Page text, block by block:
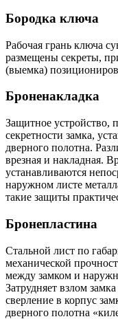
Бородка ключа
Рабочая грань ключа
размещены секреты,
(выемка)
Броненакладка
Защитное устройство,
секретности замка,
дверного полотна.
врезная и накладная.
устанавливаются
наружном листе
такие защиты
Бронепластина
Стальной лист по
механической
между замком и
Затрудняет взлом
сверление в корпус
дверного полотна